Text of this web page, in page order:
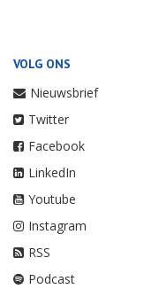
VOLG ONS
Nieuwsbrief
Twitter
Facebook
LinkedIn
Youtube
Instagram
RSS
Podcast